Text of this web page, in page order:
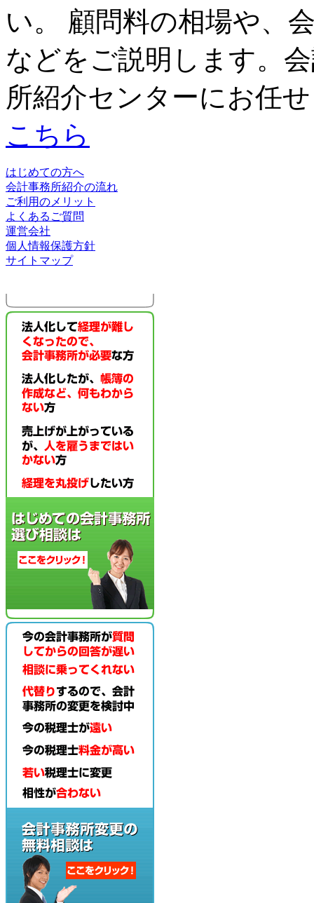
い。 顧問料の相場や、
などをご説明します。
所紹介センターにお任
こちら
はじめての方へ
会計事務所紹介の流れ
ご利用のメリット
よくあるご質問
運営会社
個人情報保護方針
サイトマップ